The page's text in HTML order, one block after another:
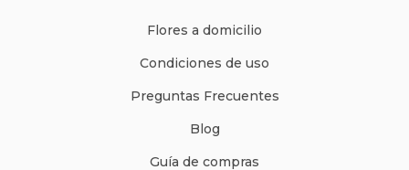
Flores a domicilio
Condiciones de uso
Preguntas Frecuentes
Blog
Guía de compras